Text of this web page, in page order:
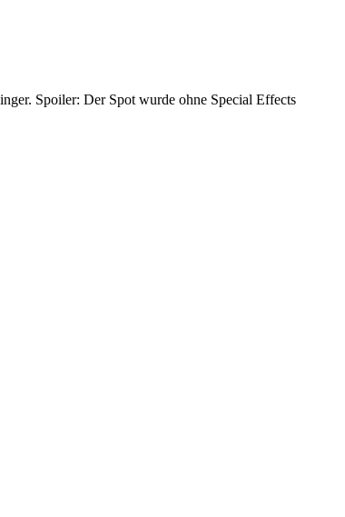
Spoiler: Der Spot wurde ohne Special Effects